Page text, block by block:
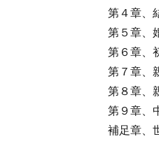
第４章、結
第５章、婚
第６章、初
第７章、親
第８章、親
第９章、中
補足章、